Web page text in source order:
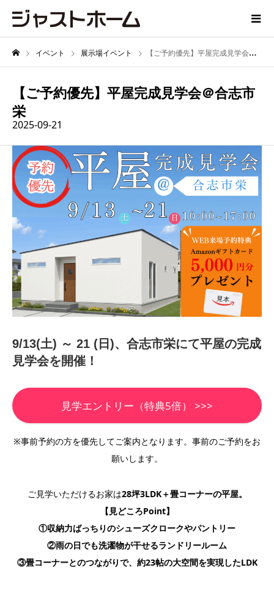
イベント 展示場イベント 【ご予約優先】平屋完成見学会＠合志市栄
【ご予約優先】平屋完成見学会＠合志市
栄
2025-09-21
9/13(土) ～ 21 (日)、合志市栄にて平屋の完成
見学会を開催！
見学エントリー（特典5倍） >>>
※事前予約の方を優先してご案内となります。事前のご予約をお
願いします。
ご見学いただけるお家は28坪3LDK＋畳コーナーの平屋。
【見どころPoint】
①収納力ばっちりのシューズクロークやパントリー
②雨の日でも洗濯物が干せるランドリールーム
③畳コーナーとのつながりで、約23帖の大空間を実現したLDK